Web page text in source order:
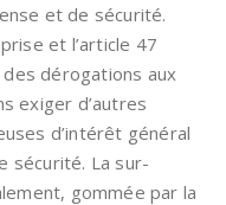
et de sécurité.
et l’article 47
dérogations aux
exiger d’autres
d’intérêt général
sécurité. La sur-
gommée par la